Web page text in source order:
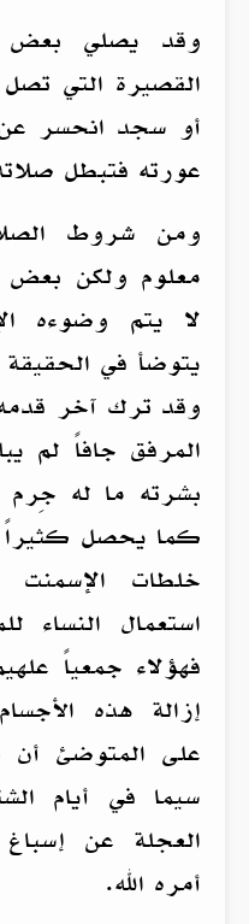
وقد يصلي بعض
القصيرة التي
أو سجد انحسر
عورته فتبطل
ومن شروط
معلوم ولكن بعض
لا يتم وضوءه
يتوضأ في
وقد ترك آخر
المرفق جافاً لم
بشرته ما له جِرم
كما يحصل كثيراً
خلطات
استعمال النساء
فهؤلاء جمعياً
إزالة هذه
على المتوضئ أن
سيما في أيام
العجلة عن
أمره الله.